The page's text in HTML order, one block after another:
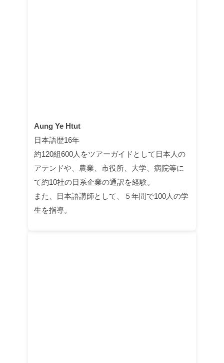
Aung Ye Htut
日本語歴16年
約120組600人をツアーガイドとして日本人の
アテンドや、農業、市役所、大学、病院等に
て約10社の日系企業の通訳を経験。
また、日本語講師として、５年間で100人の学
生を指導。